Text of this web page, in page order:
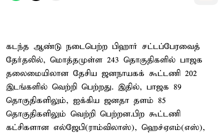
கடந்த ஆண்டு நடைபெற்ற பிஹார் சட்டப்பேரவைத்
தேர்தலில், மொத்தமுள்ள 243 தொகுதிகளில் பாஜக
தலைமையிலான தேசிய ஜனநாயகக் கூட்டணி 202
இடங்களில் வெற்றி பெற்றது. இதில், பாஜக 89
தொகுதிகளிலும், ஐக்கிய ஜனதா தளம் 85
தொகுதிகளிலும் வெற்றி பெற்றன.பிற கூட்டணி
கட்சிகளான எல்ஜேபி(ராம்விலாஸ்), ஹெச்ஏஎம்(எஸ்),